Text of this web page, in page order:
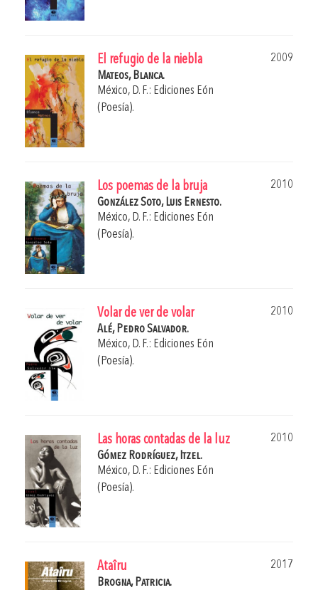
El refugio de la niebla
2009
Mateos, Blanca.
México, D. F.: Ediciones Eón
(Poesía).
Los poemas de la bruja
2010
González Soto, Luis Ernesto.
México, D. F.: Ediciones Eón
(Poesía).
Volar de ver de volar
2010
Alé, Pedro Salvador.
México, D. F.: Ediciones Eón
(Poesía).
Las horas contadas de la luz
2010
Gómez Rodríguez, Itzel.
México, D. F.: Ediciones Eón
(Poesía).
Ataîru
2017
Brogna, Patricia.